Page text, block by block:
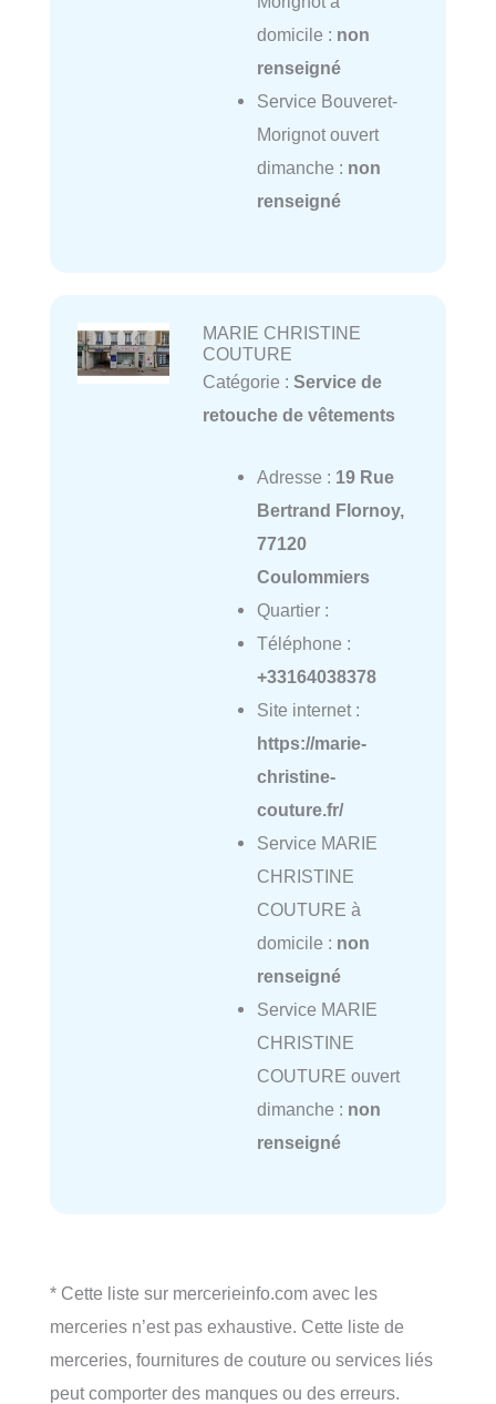
domicile : non
renseigné
Service Bouveret-
Morignot ouvert
dimanche : non
renseigné
MARIE CHRISTINE
COUTURE
Catégorie : Service de
retouche de vêtements
Adresse : 19 Rue
Bertrand Flornoy,
77120
Coulommiers
Quartier :
Téléphone :
+33164038378
Site internet :
https://marie-
christine-
couture.fr/
Service MARIE
CHRISTINE
COUTURE à
domicile : non
renseigné
Service MARIE
CHRISTINE
COUTURE ouvert
dimanche : non
renseigné
* Cette liste sur mercerieinfo.com avec les
merceries n’est pas exhaustive. Cette liste de
merceries, fournitures de couture ou services liés
peut comporter des manques ou des erreurs.